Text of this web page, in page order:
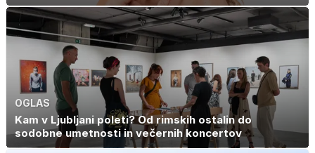
OGLAS
Kam v Ljubljani poleti? Od rimskih ostalin do
sodobne umetnosti in večernih koncertov